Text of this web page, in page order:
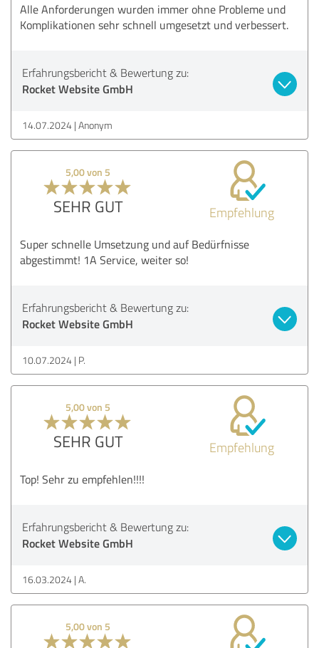
Alle Anforderungen wurden immer ohne Probleme und
Komplikationen sehr schnell umgesetzt und verbessert.
Erfahrungsbericht & Bewertung zu:
Rocket Website GmbH
14.07.2024 Anonym
5,00 von 5
SEHR GUT Empfehlung
Super schnelle Umsetzung und auf Bedürfnisse
abgestimmt! 1A Service, weiter so!
Erfahrungsbericht & Bewertung zu:
Rocket Website GmbH
10.07.2024 P.
5,00 von 5
SEHR GUT Empfehlung
Top! Sehr zu empfehlen!!!!
Erfahrungsbericht & Bewertung zu:
Rocket Website GmbH
16.03.2024 A.
5,00 von 5